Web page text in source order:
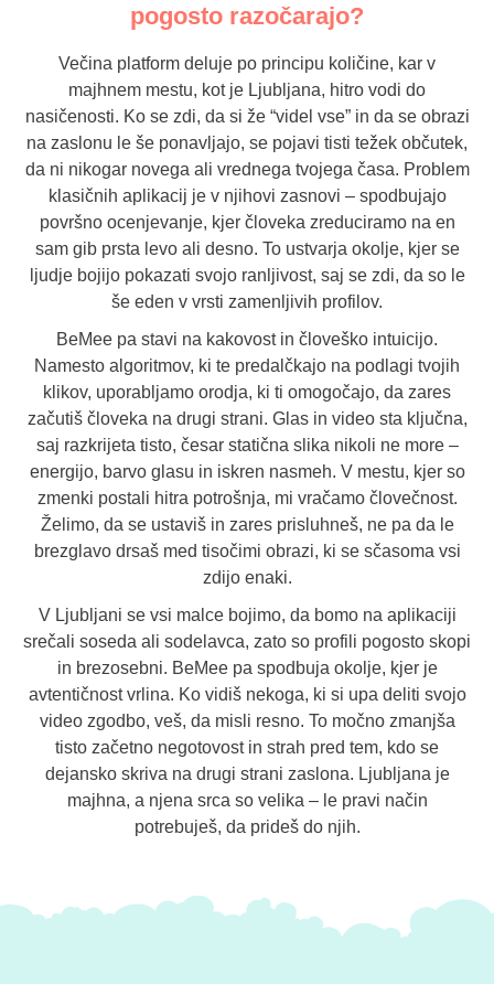
pogosto razočarajo?
Večina platform deluje po principu količine, kar v
majhnem mestu, kot je Ljubljana, hitro vodi do
nasičenosti. Ko se zdi, da si že “videl vse” in da se obrazi
na zaslonu le še ponavljajo, se pojavi tisti težek občutek,
da ni nikogar novega ali vrednega tvojega časa. Problem
klasičnih aplikacij je v njihovi zasnovi – spodbujajo
površno ocenjevanje, kjer človeka zreduciramo na en
sam gib prsta levo ali desno. To ustvarja okolje, kjer se
ljudje bojijo pokazati svojo ranljivost, saj se zdi, da so le
še eden v vrsti zamenljivih profilov.
BeMee pa stavi na kakovost in človeško intuicijo.
Namesto algoritmov, ki te predalčkajo na podlagi tvojih
klikov, uporabljamo orodja, ki ti omogočajo, da zares
začutiš človeka na drugi strani. Glas in video sta ključna,
saj razkrijeta tisto, česar statična slika nikoli ne more –
energijo, barvo glasu in iskren nasmeh. V mestu, kjer so
zmenki postali hitra potrošnja, mi vračamo človečnost.
Želimo, da se ustaviš in zares prisluhneš, ne pa da le
brezglavo drsaš med tisočimi obrazi, ki se sčasoma vsi
zdijo enaki.
V Ljubljani se vsi malce bojimo, da bomo na aplikaciji
srečali soseda ali sodelavca, zato so profili pogosto skopi
in brezosebni. BeMee pa spodbuja okolje, kjer je
avtentičnost vrlina. Ko vidiš nekoga, ki si upa deliti svojo
video zgodbo, veš, da misli resno. To močno zmanjša
tisto začetno negotovost in strah pred tem, kdo se
dejansko skriva na drugi strani zaslona. Ljubljana je
majhna, a njena srca so velika – le pravi način
potrebuješ, da prideš do njih.